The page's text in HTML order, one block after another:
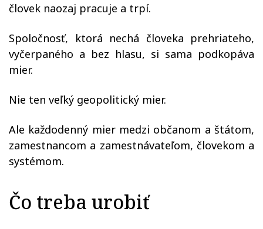
človek naozaj pracuje a trpí.
Spoločnosť, ktorá nechá človeka prehriateho,
vyčerpaného a bez hlasu, si sama podkopáva
mier.
Nie ten veľký geopolitický mier.
Ale každodenný mier medzi občanom a štátom,
zamestnancom a zamestnávateľom, človekom a
systémom.
Čo treba urobiť